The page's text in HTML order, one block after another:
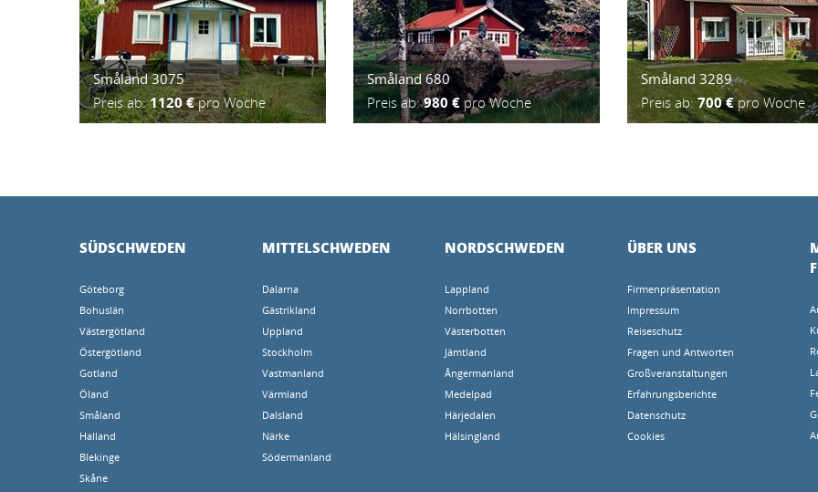
Småland 3075
Preis ab:1120 €pro Woche
Småland 680
Preis ab:980 € pro Woche
Småland 3289
Preis ab:700 €pro Woche
SÜDSCHWEDEN
Göteborg
Bohuslän
Västergötland
Östergötland
Gotland
Öland
Småland
Halland
Blekinge
Skåne
MITTELSCHWEDEN
Dalarna
Gästrikland
Uppland
Stockholm
Vastmanland
Värmland
Dalsland
Närke
Södermanland
NORDSCHWEDEN
Lappland
Norrbotten
Västerbotten
Jämtland
Ångermanland
Medelpad
Härjedalen
Hälsingland
ÜBER UNS
Firmenpräsentation
Impressum
Reiseschutz
Fragen und Antworten
Großveranstaltungen
Erfahrungsberichte
Datenschutz
Cookies